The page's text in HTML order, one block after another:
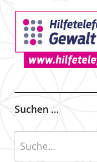
Suchen …